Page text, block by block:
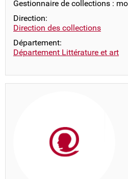
Gestionnaire de collections :
Direction:
Direction des collections
Département:
Département Littérature et art